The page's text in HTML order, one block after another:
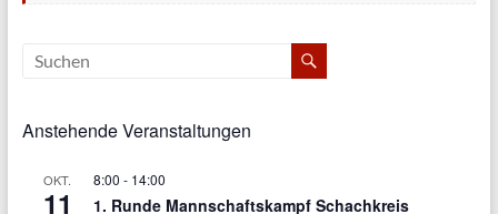
Anstehende Veranstaltungen
OKT.
11
8:00 - 14:00
1. Runde Mannschaftskampf Schachkreis